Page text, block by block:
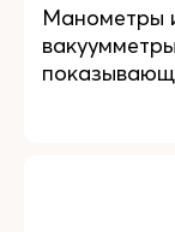
Манометры